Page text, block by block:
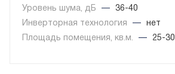
Уровень шума, дБ
—
36-40
Инверторная технология
—
нет
Площадь помещения, кв.м.
— 25-30